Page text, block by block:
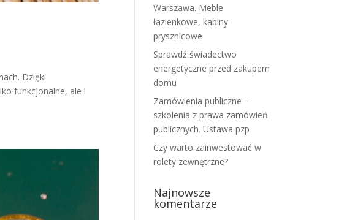
Dzięki
funkcjonalne, ale i
Warszawa. Meble
łazienkowe, kabiny
prysznicowe
Sprawdź świadectwo
energetyczne przed zakupem
domu
Zamówienia publiczne –
szkolenia z prawa zamówień
publicznych. Ustawa pzp
Czy warto zainwestować w
rolety zewnętrzne?
Najnowsze
komentarze